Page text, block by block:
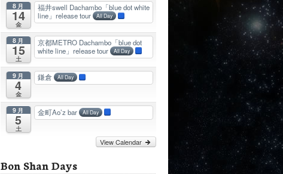
8月
14
金
福井swell Dachambo「blue dot white
line」release tour All Day
8月
15
土
京都METRO Dachambo「blue dot
white line」release tour All Day
9月
4
金
鎌倉 All Day
9月
5
土
金町Ao’z bar All Day
View Calendar
Bon Shan Days